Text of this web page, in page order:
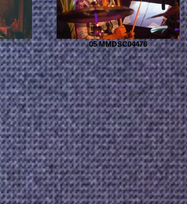
05 MMDSC04476